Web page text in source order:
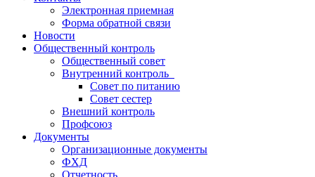
Электронная приемная
Форма обратной связи
Новости
Общественный контроль
Общественный совет
Внутренний контроль
Совет по питанию
Совет сестер
Внешний контроль
Профсоюз
Документы
Организационные документы
ФХД